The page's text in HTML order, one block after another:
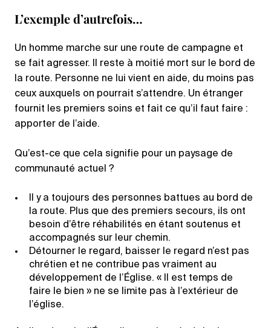
L’exemple d’autrefois…
Un homme marche sur une route de campagne et
se fait agresser. Il reste à moitié mort sur le bord de
la route. Personne ne lui vient en aide, du moins pas
ceux auxquels on pourrait s’attendre. Un étranger
fournit les premiers soins et fait ce qu’il faut faire :
apporter de l’aide.
Qu’est-ce que cela signifie pour un paysage de
communauté actuel ?
Il y a toujours des personnes battues au bord de
la route. Plus que des premiers secours, ils ont
besoin d’être réhabilités en étant soutenus et
accompagnés sur leur chemin.
Détourner le regard, baisser le regard n’est pas
chrétien et ne contribue pas vraiment au
développement de l’Église. « Il est temps de
faire le bien » ne se limite pas à l’extérieur de
l’église.